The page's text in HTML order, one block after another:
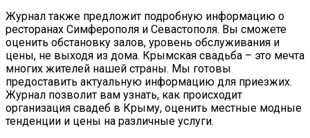
Журнал также предложит подробную информацию о
ресторанах Симферополя и Севастополя. Вы сможете
оценить обстановку залов, уровень обслуживания и
цены, не выходя из дома. Крымская свадьба – это мечта
многих жителей нашей страны. Мы готовы
предоставить актуальную информацию для приезжих.
Журнал позволит вам узнать, как происходит
организация свадеб в Крыму, оценить местные модные
тенденции и цены на различные услуги.